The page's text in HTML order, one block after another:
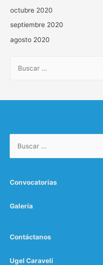
octubre 2020
septiembre 2020
agosto 2020
Convocatorias
Galería
Contáctanos
Ugel Caravelí